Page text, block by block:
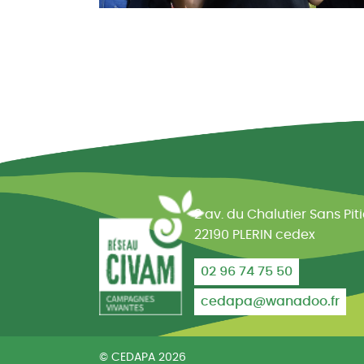
Réseau CIVAM -
2 av. du Chalutier Sans
22190 PLERIN cedex
02 96 74 75 50
cedapa@wanadoo.fr
© CEDAPA 2026